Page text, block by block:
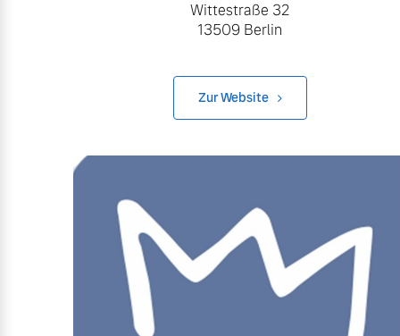
Wittestraße 32
13509 Berlin
Zur Website